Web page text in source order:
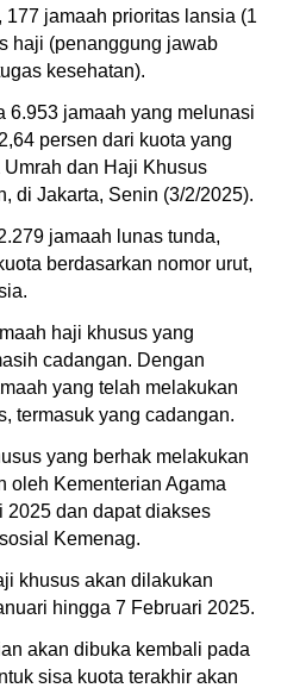
jamaah prioritas lansia (1
haji (penanggung jawab
kesehatan).
6.953 jamaah yang melunasi
persen dari kuota yang
dan Haji Khusus
di Jakarta, Senin (3/2/2025).
jamaah lunas tunda,
berdasarkan nomor urut,
haji khusus yang
cadangan. Dengan
yang telah melakukan
termasuk yang cadangan.
yang berhak melakukan
oleh Kementerian Agama
2025 dan dapat diakses
Kemenag.
khusus akan dilakukan
hingga 7 Februari 2025.
akan dibuka kembali pada
sisa kuota terakhir akan